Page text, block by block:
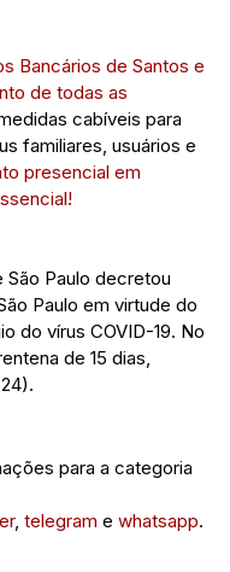
Bancários de Santos e
de todas as
cabíveis para
familiares, usuários e
presencial em
Paulo decretou
Paulo em virtude do
do vírus COVID-19. No
de 15 dias,
para a categoria
, telegram e whatsapp.